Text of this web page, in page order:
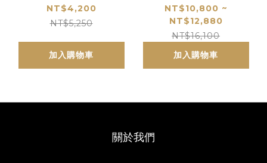
吉祥首選
NT$4,200
NT$5,250
加入購物車
遷賀禮餽贈
NT$10,800 ~
NT$12,880
NT$16,100
加入購物車
關於我們